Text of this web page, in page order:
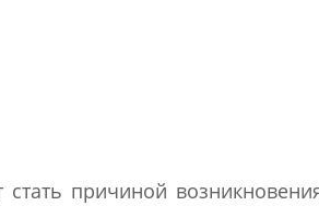
причиной